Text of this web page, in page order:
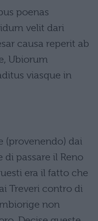
poenas
velit dari
causa reperit ab
Ubiorum
viasque in
(provenendo) dai
di passare il Reno
era il fatto che
Treveri contro di
non